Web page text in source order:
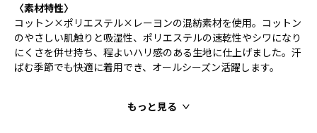
〈素材特性〉
コットン×ポリエステル×レーヨンの混紡素材を使用。コットン
のやさしい肌触りと吸湿性、ポリエステルの速乾性やシワになり
にくさを併せ持ち、程よいハリ感のある生地に仕上げました。汗
ばむ季節でも快適に着用でき、オールシーズン活躍します。
もっと見る